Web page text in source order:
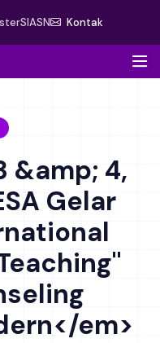
SIASN Kontak
&amp; 4,
Gelar
em>